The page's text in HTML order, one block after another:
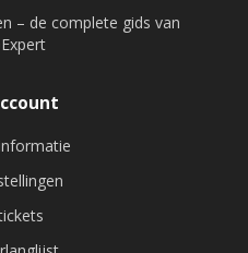
– de complete gids van